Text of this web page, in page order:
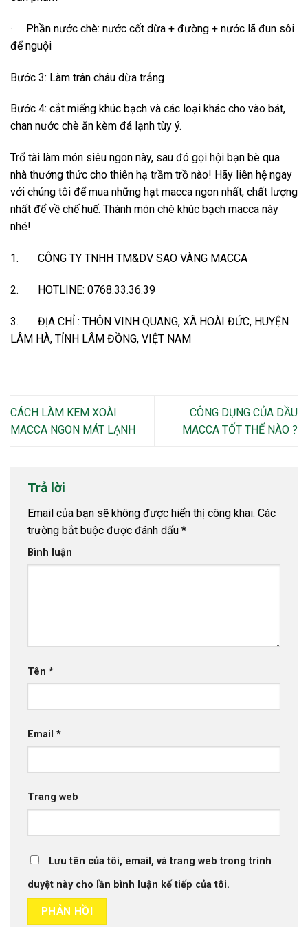
· Phần nước chè: nước cốt dừa + đường + nước lã đun sôi
để nguội
Bước 3: Làm trân châu dừa trắng
Bước 4: cắt miếng khúc bạch và các loại khác cho vào bát,
chan nước chè ăn kèm đá lạnh tùy ý.
Trổ tài làm món siêu ngon này, sau đó gọi hội bạn bè qua
nhà thưởng thức cho thiên hạ trầm trồ nào! Hãy liên hệ ngay
với chúng tôi để mua những hạt macca ngon nhất, chất lượng
nhất để về chế huế. Thành món chè khúc bạch macca này
nhé!
1. CÔNG TY TNHH TM&DV SAO VÀNG MACCA
2. HOTLINE: 0768.33.36.39
3. ĐỊA CHỈ : THÔN VINH QUANG, XÃ HOÀI ĐỨC, HUYỆN
LÂM HÀ, TỈNH LÂM ĐỒNG, VIỆT NAM
CÁCH LÀM KEM XOÀI
MACCA NGON MÁT LẠNH
CÔNG DỤNG CỦA DẦU
MACCA TỐT THẾ NÀO ?
Trả lời
Email của bạn sẽ không được hiển thị công khai. Các
trường bắt buộc được đánh dấu *
Bình luận
Tên *
Email *
Trang web
Lưu tên của tôi, email, và trang web trong trình
duyệt này cho lần bình luận kế tiếp của tôi.